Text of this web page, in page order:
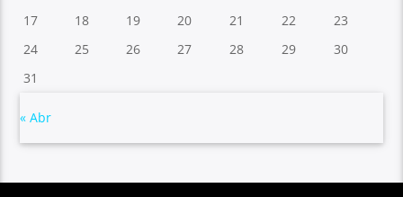
17
18 19 20 21 22
23
24
25 26 27 28 29
30
31
« Abr